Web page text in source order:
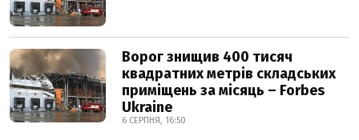
Ворог знищив 400 тисяч
квадратних метрів складських
приміщень за місяць – Forbes
Ukraine
6 СЕРПНЯ, 16:50